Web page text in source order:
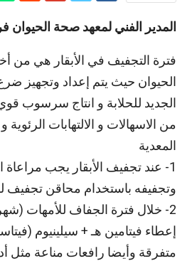
المدير الفني لمعهد صحة الحيوان
فترة التجفيف في الأبقار هي من
الحيوان حيث يتم إعداد وتجهيز
الجديد للحلابة و انتاج سرسوب
من الاسهالات و الالتهابات
المعدية
1- عند تجفيف الأبقار يجب
وتجفيفه باستخدام محاقن تجفيف
2- خلال فترة الجفاف للأمهات
إعطاء فيتامين هـ + سيلينيوم
متفرقة وأيضا رافعات مناعة مثل